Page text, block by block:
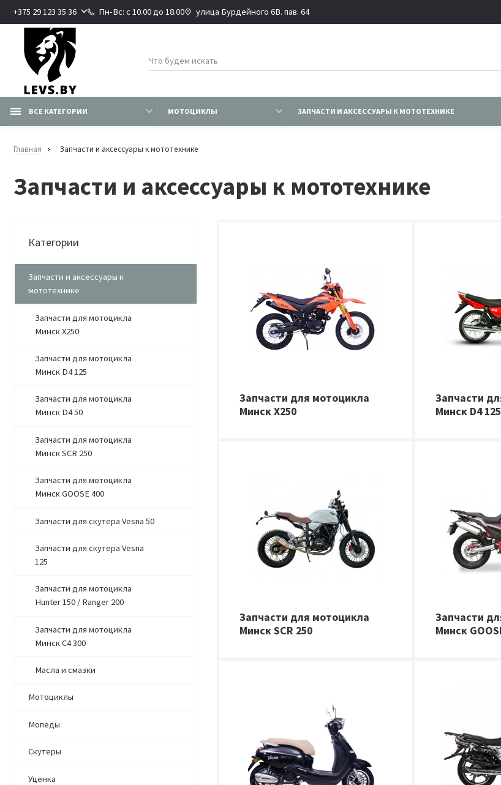
+375 29 123 35 36 Пн-Вс: с 10.00 до 18.00 улица Бурдейного 6В. пав. 64
ВСЕ КАТЕГОРИИ МОТОЦИКЛЫ ЗАПЧАСТИ И АКСЕССУАРЫ К МОТОТЕХНИКЕ
Главная Запчасти и аксессуары к мототехнике
Запчасти и аксессуары к мототехнике
Категории
Запчасти и аксессуары к
мототехнике
Запчасти для мотоцикла
Минск X250
Запчасти для мотоцикла
Минск D4 125
Запчасти для мотоцикла
Минск D4 50
Запчасти для мотоцикла
Минск SCR 250
Запчасти для мотоцикла
Минск GOOSE 400
Запчасти для скутера Vesna 50
Запчасти для скутера Vesna
125
Запчасти для мотоцикла
Hunter 150 / Ranger 200
Запчасти для мотоцикла
Минск C4 300
Масла и смазки
Мотоциклы
Мопеды
Скутеры
Уценка
Запчасти для мотоцикла
Минск X250
Запчасти
Минск D4 125
Запчасти для мотоцикла
Минск SCR 250
Запчасти
Минск